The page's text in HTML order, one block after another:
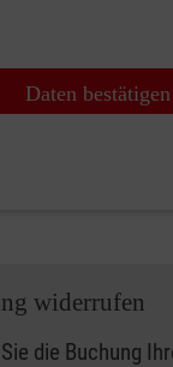
Daten bestätigen
widerrufen
die Buchung